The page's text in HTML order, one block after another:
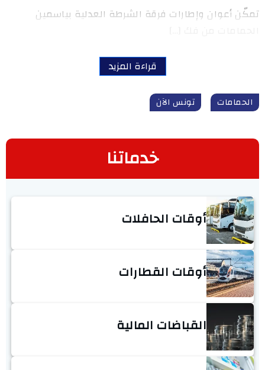
تمكّن أعوان وإطارات فرقة الشرطة العدلية بياسمين
قراءة المزيد
الحمامات تونس الآن
خدماتنا
أوقات الحافلات
أوقات القطارات
القباضات المالية